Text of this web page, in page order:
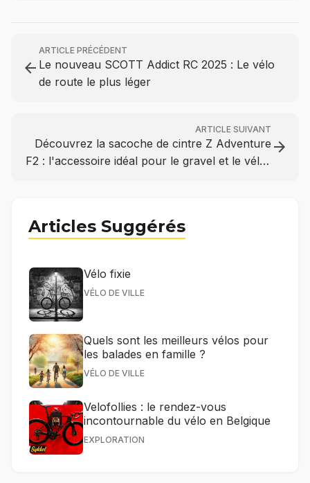
arrow_back
ARTICLE PRÉCÉDENT
Le nouveau SCOTT Addict RC 2025 : Le vélo
de route le plus léger
ARTICLE SUIVANT
Découvrez la sacoche de cintre Z Adventure
F2 : l'accessoire idéal pour le gravel et le vélo-
arrow_forward
Articles Suggérés
Vélo fixie
VÉLO DE VILLE
Quels sont les meilleurs vélos pour
les balades en famille ?
VÉLO DE VILLE
Velofollies : le rendez-vous
incontournable du vélo en Belgique
EXPLORATION